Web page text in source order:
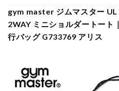
gym master ジムマスター UL
2WAY ミニショルダートート
行バッグ G733769 アリス